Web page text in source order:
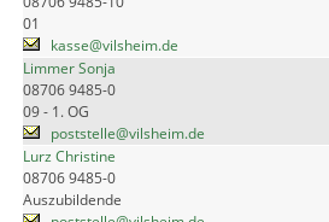
01
kasse@vilsheim.de
Limmer Sonja
08706 9485-0
09 - 1. OG
poststelle@vilsheim.de
Lurz Christine
08706 9485-0
Auszubildende